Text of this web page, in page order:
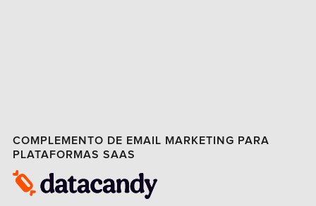
COMPLEMENTO DE EMAIL MARKETING PARA
PLATAFORMAS SAAS